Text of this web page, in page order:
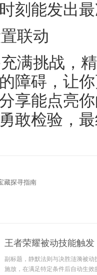
刻能发出
联动
满挑战，
障碍，让
享能点亮
敢检验，
藏探寻指南
王者荣耀被动技能触
副标题，静默法则与决胜涟漪被
施放，在满足特定条件后自动生